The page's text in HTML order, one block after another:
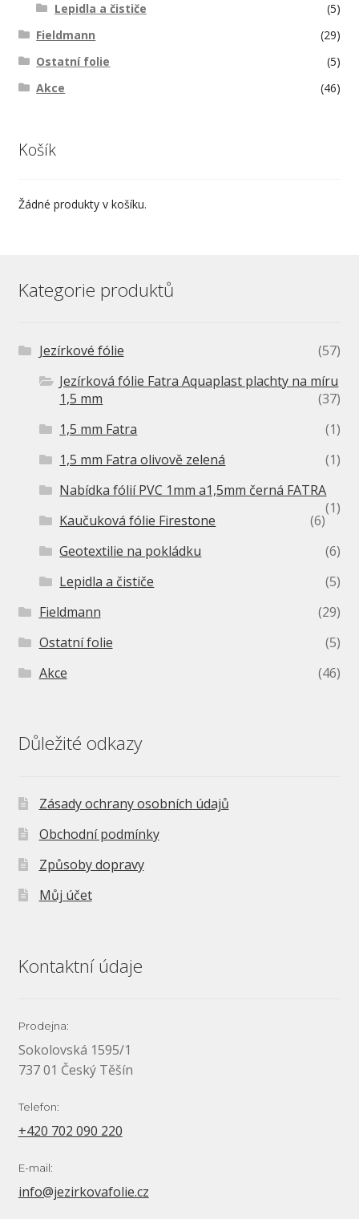
Lepidla a čističe
(5)
Fieldmann
(29)
Ostatní folie
(5)
Akce
(46)
Košík
Žádné produkty v košíku.
Kategorie produktů
Jezírkové fólie
(57)
Jezírková fólie Fatra Aquaplast plachty na míru
1,5 mm
(37)
1,5 mm Fatra
(1)
1,5 mm Fatra olivově zelená
(1)
Nabídka fólií PVC 1mm a1,5mm černá FATRA
(1)
Kaučuková fólie Firestone
(6)
Geotextilie na pokládku
(6)
Lepidla a čističe
(5)
Fieldmann
(29)
Ostatní folie
(5)
Akce
(46)
Důležité odkazy
Zásady ochrany osobních údajů
Obchodní podmínky
Způsoby dopravy
Můj účet
Kontaktní údaje
Prodejna:
Sokolovská 1595/1
737 01 Český Těšín
Telefon:
+420 702 090 220
E-mail:
info@jezirkovafolie.cz